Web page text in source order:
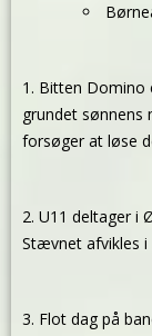
1. Bitten
grundet sønnens
forsøger at løse
2. U11 deltager i
Stævnet afvikles i
3. Flot dag på